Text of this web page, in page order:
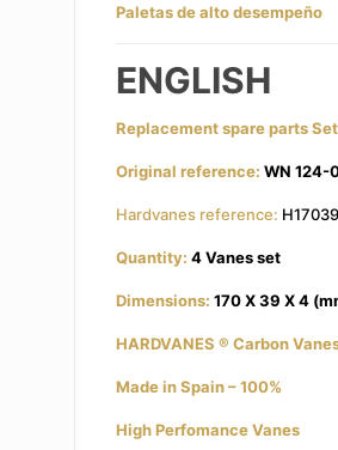
Paletas de alto desempeño
ENGLISH
Replacement spare parts
Original reference:WN 124-
Hardvanes reference:
Quantity: 4 Vanes set
Dimensions:170 X 39 X 4
HARDVANES®Carbon
Made in Spain – 100%
High Perfomance Vanes